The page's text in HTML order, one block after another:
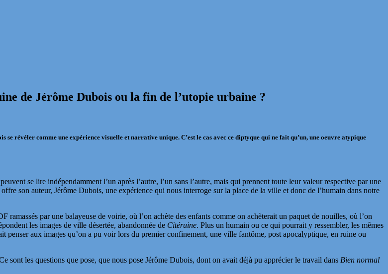
de Jérôme Dubois ou la fin de l’utopie urbaine ?
révéler comme une expérience visuelle et narrative unique. C’est le cas avec ce diptyque qui ne fait qu’un, une oeuvre atypique
se lire indépendamment l’un après l’autre, l’un sans l’autre, mais qui prennent toute leur valeur respective par une
son auteur, Jérôme Dubois, une expérience qui nous interroge sur la place de la ville et donc de l’humain dans notre
ramassés par une balayeuse de voirie, où l’on achète des enfants comme on achèterait un paquet de nouilles, où l’on
les images de ville désertée, abandonnée de Citéruine. Plus un humain ou ce qui pourrait y ressembler, les mêmes
aux images qu’on a pu voir lors du premier confinement, une ville fantôme, post apocalyptique, en ruine ou
sont les questions que pose, que nous pose Jérôme Dubois, dont on avait déjà pu apprécier le travail dans Bien normal